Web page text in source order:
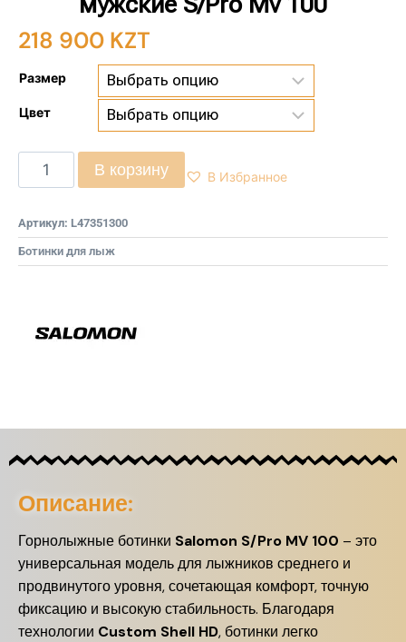
218 900 KZT
Размер
Цвет
В корзину В Избранное
Артикул: L47351300
Ботинки для лыж
Описание:
Горнолыжные ботинки Salomon S/Pro MV 100 – это
универсальная модель для лыжников среднего и
продвинутого уровня, сочетающая комфорт, точную
фиксацию и высокую стабильность. Благодаря
технологии Custom Shell HD, ботинки легко